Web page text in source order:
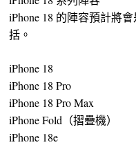
iPhone 18 的陣容預計將
括。
iPhone 18
iPhone 18 Pro
iPhone 18 Pro Max
iPhone Fold（摺疊機）
iPhone 18e